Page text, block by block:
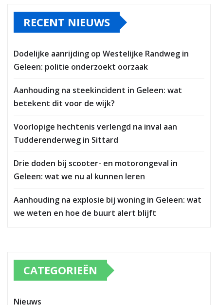
RECENT NIEUWS
Dodelijke aanrijding op Westelijke Randweg in
Geleen: politie onderzoekt oorzaak
Aanhouding na steekincident in Geleen: wat
betekent dit voor de wijk?
Voorlopige hechtenis verlengd na inval aan
Tudderenderweg in Sittard
Drie doden bij scooter- en motorongeval in
Geleen: wat we nu al kunnen leren
Aanhouding na explosie bij woning in Geleen: wat
we weten en hoe de buurt alert blijft
CATEGORIEËN
Nieuws